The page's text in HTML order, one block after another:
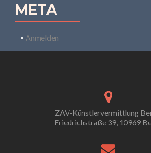
META
Anmelden
ZAV-Künstlervermittlung
Friedrichstraße 39, 10969